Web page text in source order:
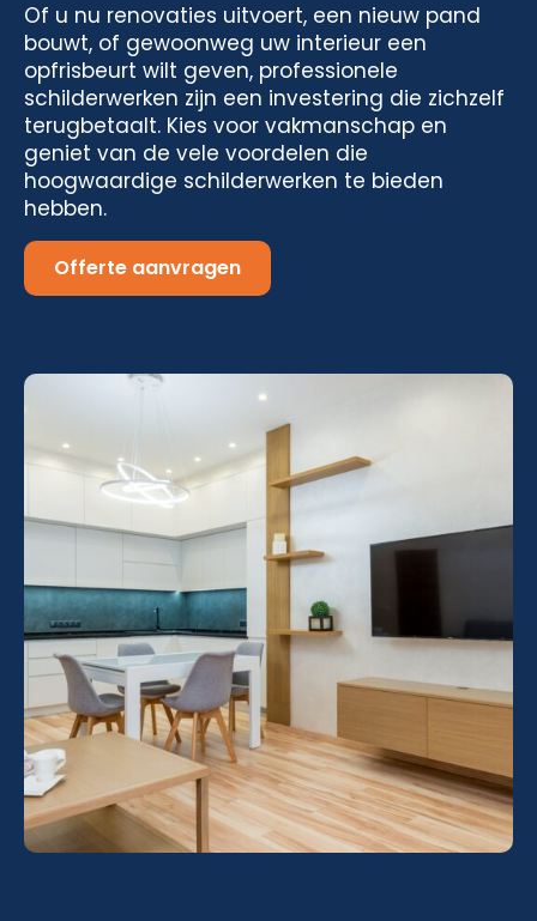
Of u nu renovaties uitvoert, een nieuw pand
bouwt, of gewoonweg uw interieur een
opfrisbeurt wilt geven, professionele
schilderwerken zijn een investering die zichzelf
terugbetaalt. Kies voor vakmanschap en
geniet van de vele voordelen die
hoogwaardige schilderwerken te bieden
hebben.
Offerte aanvragen